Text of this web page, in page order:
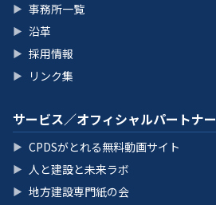
▶ 事務所一覧
▶ 沿革
▶ 採用情報
▶ リンク集
サービス／オフィシャルパートナー
▶ CPDSがとれる無料動画サイト
▶ 人と建設と未来ラボ
▶ 地方建設専門紙の会